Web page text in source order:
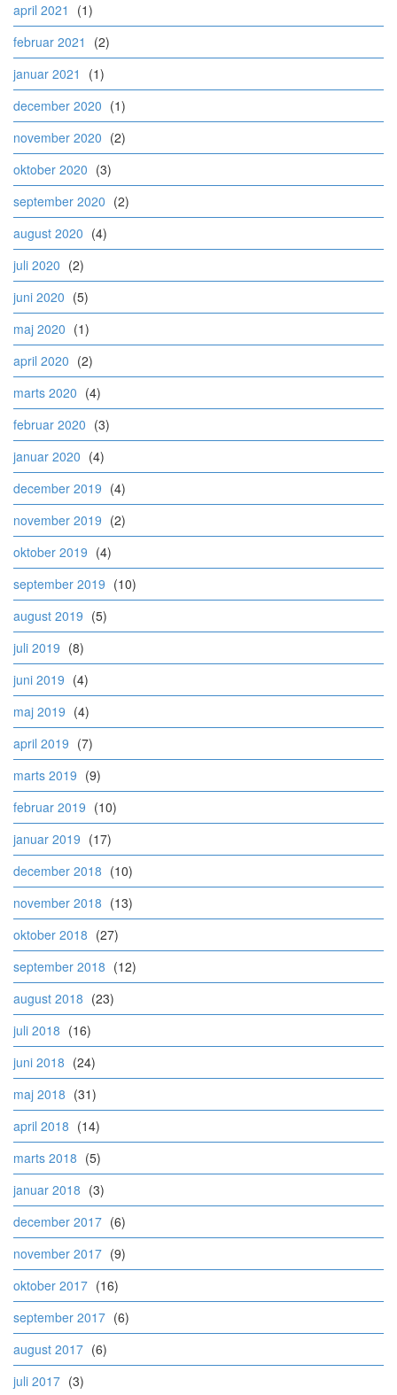
april 2021
(1)
februar 2021
(2)
januar 2021
(1)
december 2020 (1)
november 2020 (2)
oktober 2020 (3)
september 2020 (2)
august 2020 (4)
juli 2020 (2)
juni 2020 (5)
maj 2020 (1)
april 2020 (2)
marts 2020 (4)
februar 2020 (3)
januar 2020 (4)
december 2019 (4)
november 2019 (2)
oktober 2019 (4)
september 2019 (10)
august 2019 (5)
juli 2019 (8)
juni 2019 (4)
maj 2019 (4)
april 2019 (7)
marts 2019 (9)
februar 2019 (10)
januar 2019 (17)
december 2018 (10)
november 2018 (13)
oktober 2018 (27)
september 2018 (12)
august 2018 (23)
juli 2018 (16)
juni 2018 (24)
maj 2018 (31)
april 2018 (14)
marts 2018 (5)
januar 2018 (3)
december 2017 (6)
november 2017 (9)
oktober 2017 (16)
september 2017 (6)
august 2017 (6)
juli 2017 (3)